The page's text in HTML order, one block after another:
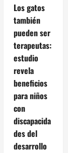
Los gatos
también
pueden ser
terapeutas:
estudio
revela
beneficios
para niños
con
discapacida
des del
desarrollo